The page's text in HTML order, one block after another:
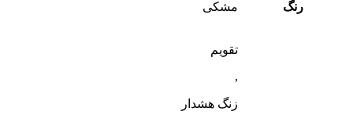
رنگ مشکی
تقویم
,
زنگ هشدار